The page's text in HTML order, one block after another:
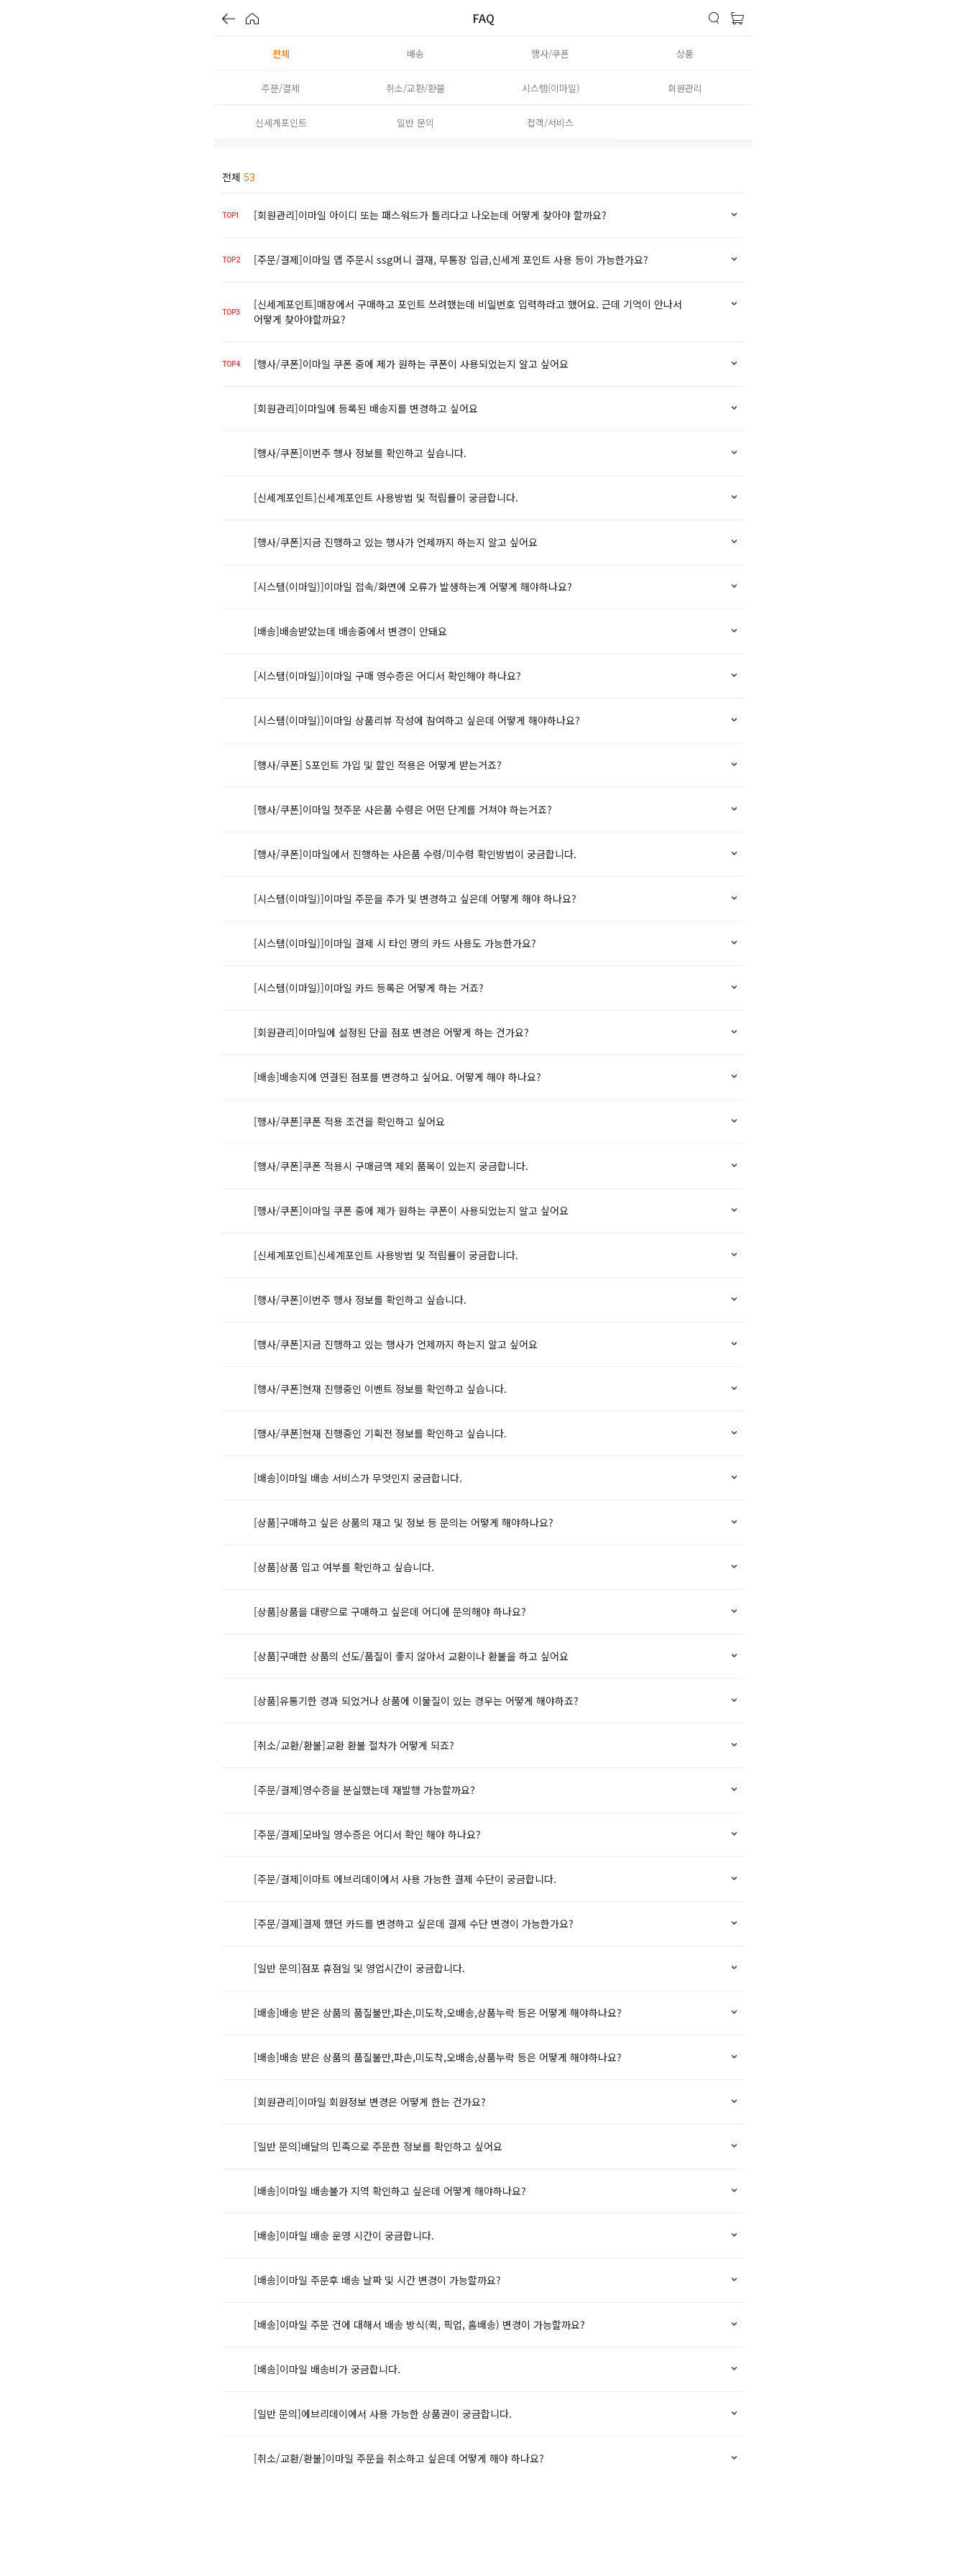
FAQ
전체 배송 행사/쿠폰 상품
주문/결제 취소/교환/환불 시스템(이마일) 회원관리
신세계포인트 일반 문의 접객/서비스
전체 53
TOP1 [회원관리]이마일 아이디 또는 패스워드가 틀리다고 나오는데 어떻게 찾아야 할까요?
TOP2 [주문/결제]이마일 앱 주문시 ssg머니 결재, 무통장 입급,신세계 포인트 사용 등이 가능한가요?
TOP3
[신세계포인트]매장에서 구매하고 포인트 쓰려했는데 비밀번호 입력하라고 했어요. 근데 기억이 안나서
어떻게 찾아야할까요?
TOP4 [행사/쿠폰]이마일 쿠폰 중에 제가 원하는 쿠폰이 사용되었는지 알고 싶어요
[회원관리]이마일에 등록된 배송지를 변경하고 싶어요
[행사/쿠폰]이번주 행사 정보를 확인하고 싶습니다.
[신세계포인트]신세계포인트 사용방법 및 적립률이 궁금합니다.
[행사/쿠폰]지금 진행하고 있는 행사가 언제까지 하는지 알고 싶어요
[시스템(이마일)]이마일 접속/화면에 오류가 발생하는게 어떻게 해야하나요?
[배송]배송받았는데 배송중에서 변경이 안돼요
[시스템(이마일)]이마일 구매 영수증은 어디서 확인해야 하나요?
[시스템(이마일)]이마일 상품리뷰 작성에 참여하고 싶은데 어떻게 해야하나요?
[행사/쿠폰] S포인트 가입 및 할인 적용은 어떻게 받는거죠?
[행사/쿠폰]이마일 첫주문 사은품 수령은 어떤 단계를 거쳐야 하는거죠?
[행사/쿠폰]이마일에서 진행하는 사은품 수령/미수령 확인방법이 궁금합니다.
[시스템(이마일)]이마일 주문을 추가 및 변경하고 싶은데 어떻게 해야 하나요?
[시스템(이마일)]이마일 결제 시 타인 명의 카드 사용도 가능한가요?
[시스템(이마일)]이마일 카드 등록은 어떻게 하는 거죠?
[회원관리]이마일에 설정된 단골 점포 변경은 어떻게 하는 건가요?
[배송]배송지에 연결된 점포를 변경하고 싶어요. 어떻게 해야 하나요?
[행사/쿠폰]쿠폰 적용 조건을 확인하고 싶어요
[행사/쿠폰]쿠폰 적용시 구매금액 제외 품목이 있는지 궁금합니다.
[행사/쿠폰]이마일 쿠폰 중에 제가 원하는 쿠폰이 사용되었는지 알고 싶어요
[신세계포인트]신세계포인트 사용방법 및 적립률이 궁금합니다.
[행사/쿠폰]이번주 행사 정보를 확인하고 싶습니다.
[행사/쿠폰]지금 진행하고 있는 행사가 언제까지 하는지 알고 싶어요
[행사/쿠폰]현재 진행중인 이벤트 정보를 확인하고 싶습니다.
[행사/쿠폰]현재 진행중인 기획전 정보를 확인하고 싶습니다.
[배송]이마일 배송 서비스가 무엇인지 궁금합니다.
[상품]구매하고 싶은 상품의 재고 및 정보 등 문의는 어떻게 해야하나요?
[상품]상품 입고 여부를 확인하고 싶습니다.
[상품]상품을 대량으로 구매하고 싶은데 어디에 문의해야 하나요?
[상품]구매한 상품의 선도/품질이 좋지 않아서 교환이나 환불을 하고 싶어요
[상품]유통기한 경과 되었거나 상품에 이물질이 있는 경우는 어떻게 해야하죠?
[취소/교환/환불]교환 환불 절차가 어떻게 되죠?
[주문/결제]영수증을 분실했는데 재발행 가능할까요?
[주문/결제]모바일 영수증은 어디서 확인 해야 하나요?
[주문/결제]이마트 에브리데이에서 사용 가능한 결제 수단이 궁금합니다.
[주문/결제]결제 했던 카드를 변경하고 싶은데 결제 수단 변경이 가능한가요?
[일반 문의]점포 휴점일 및 영업시간이 궁금합니다.
[배송]배송 받은 상품의 품질불만,파손,미도착,오배송,상품누락 등은 어떻게 해야하나요?
[배송]배송 받은 상품의 품질불만,파손,미도착,오배송,상품누락 등은 어떻게 해야하나요?
[회원관리]이마일 회원정보 변경은 어떻게 한는 건가요?
[일반 문의]배달의 민족으로 주문한 정보를 확인하고 싶어요
[배송]이마일 배송불가 지역 확인하고 싶은데 어떻게 해야하나요?
[배송]이마일 배송 운영 시간이 궁금합니다.
[배송]이마일 주문후 배송 날짜 및 시간 변경이 가능할까요?
[배송]이마일 주문 건에 대해서 배송 방식(퀵, 픽업, 홈배송) 변경이 가능할까요?
[배송]이마일 배송비가 궁금합니다.
[일반 문의]에브리데이에서 사용 가능한 상품권이 궁금합니다.
[취소/교환/환불]이마일 주문을 취소하고 싶은데 어떻게 해야 하나요?